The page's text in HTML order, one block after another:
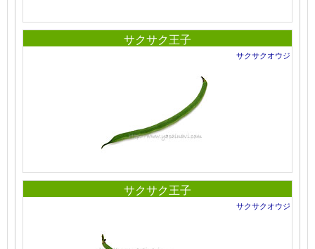
サクサク王子
サクサクオウジ
サクサク王子
サクサクオウジ